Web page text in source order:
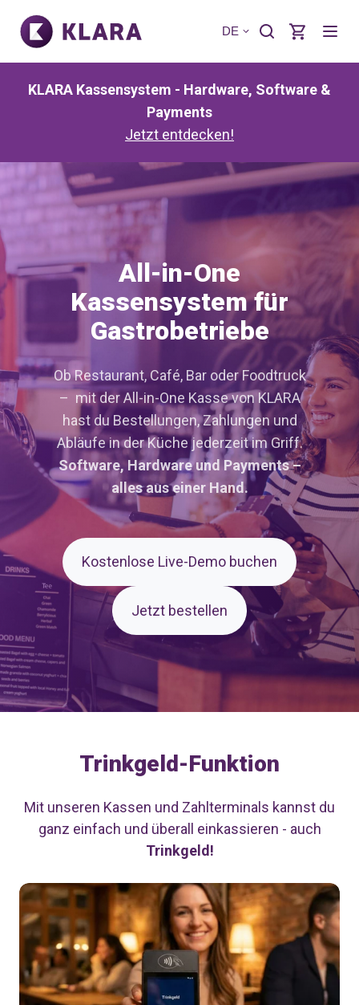
DE
KLARA Kassensystem - Hardware, Software &
Payments
Jetzt entdecken!
All-in-One
Kassensystem für
Gastrobetriebe
Ob Restaurant, Café, Bar oder Foodtruck
– mit der All-in-One Kasse von KLARA
hast du Bestellungen, Zahlungen und
Abläufe in der Küche jederzeit im Griff.
Software, Hardware und Payments –
alles aus einer Hand.
Kostenlose Live-Demo buchen
Jetzt bestellen
Trinkgeld-Funktion
Mit unseren Kassen und Zahlterminals kannst du
ganz einfach und überall einkassieren - auch
Trinkgeld!